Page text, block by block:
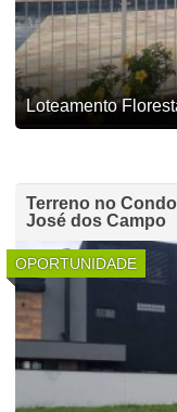
Loteamento
Terreno no
José dos Campo
OPORTUNIDADE